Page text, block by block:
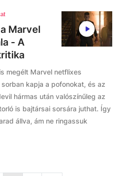
Marvel
- A
megélt Marvel netflixes
kapja a pofonokat, és az
hármas után valószínűleg az
is bajtársai sorsára juthat. Így
állva, ám ne ringassuk